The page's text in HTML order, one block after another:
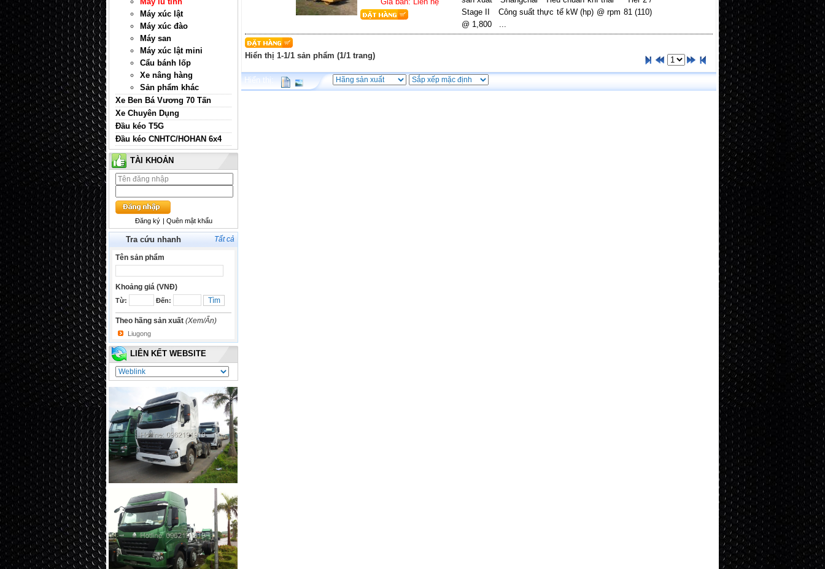
Máy xúc lật
Máy xúc đào
Máy san
Máy xúc lật mini
Cẩu bánh lốp
Xe nâng hàng
Sản phẩm khác
Xe Ben Bá Vương 70 Tấn
Xe Chuyên Dụng
Đầu kéo T5G
Đầu kéo CNHTC/HOHAN 6x4
TÀI KHOẢN
Đăng ký | Quên mật khẩu
Tra cứu nhanh Tất cả
Tên sản phẩm
Khoảng giá (VNĐ)
Từ: Đến:
Theo hãng sản xuất (Xem/Ẩn)
Liugong
LIÊN KẾT WEBSITE
Stage II Công suất thực tế kW (hp) @ rpm 81 (110)
@ 1,800 ...
Hiển thị 1-1/1 sản phẩm (1/1 trang)
Hiển thị: